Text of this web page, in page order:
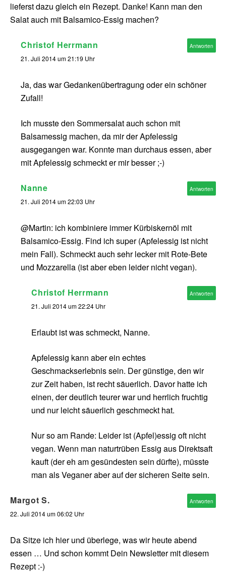
lieferst dazu gleich ein Rezept. Danke! Kann man den
Salat auch mit Balsamico-Essig machen?
Christof Herrmann
21. Juli 2014 um 21:19 Uhr
Ja, das war Gedankenübertragung oder ein schöner
Zufall!
Ich musste den Sommersalat auch schon mit
Balsamessig machen, da mir der Apfelessig
ausgegangen war. Konnte man durchaus essen, aber
mit Apfelessig schmeckt er mir besser ;-)
Antworten
Nanne
21. Juli 2014 um 22:03 Uhr
@Martin: ich kombiniere immer Kürbiskernöl mit
Balsamico-Essig. Find ich super (Apfelessig ist nicht
mein Fall). Schmeckt auch sehr lecker mit Rote-Bete
und Mozzarella (ist aber eben leider nicht vegan).
Antworten
Christof Herrmann
21. Juli 2014 um 22:24 Uhr
Erlaubt ist was schmeckt, Nanne.
Apfelessig kann aber ein echtes
Geschmackserlebnis sein. Der günstige, den wir
zur Zeit haben, ist recht säuerlich. Davor hatte ich
einen, der deutlich teurer war und herrlich fruchtig
und nur leicht säuerlich geschmeckt hat.
Nur so am Rande: Leider ist (Apfel)essig oft nicht
vegan. Wenn man naturtrüben Essig aus Direktsaft
kauft (der eh am gesündesten sein dürfte), müsste
man als Veganer aber auf der sicheren Seite sein.
Antworten
Margot S.
22. Juli 2014 um 06:02 Uhr
Da Sitze ich hier und überlege, was wir heute abend
essen … Und schon kommt Dein Newsletter mit diesem
Rezept :-)
Antworten